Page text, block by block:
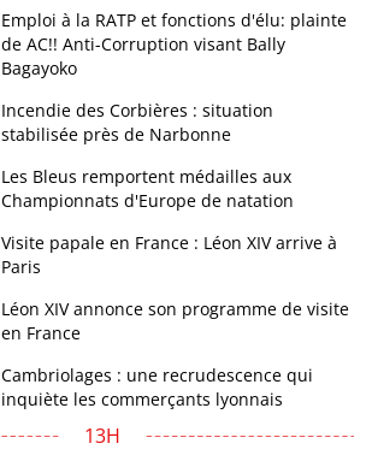
Emploi à la RATP et fonctions d'élu: plainte
de AC!! Anti-Corruption visant Bally
Bagayoko
Incendie des Corbières : situation
stabilisée près de Narbonne
Les Bleus remportent médailles aux
Championnats d'Europe de natation
Visite papale en France : Léon XIV arrive à
Paris
Léon XIV annonce son programme de visite
en France
Cambriolages : une recrudescence qui
inquiète les commerçants lyonnais
13H